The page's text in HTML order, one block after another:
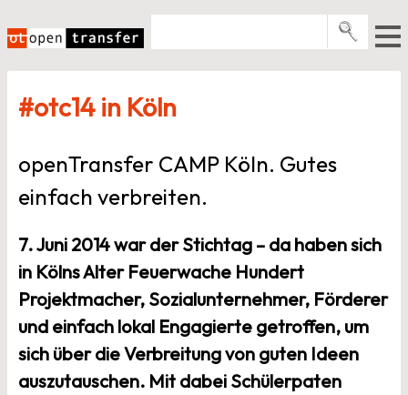
Inhalt
springen
Newsletter
#otc14 in Köln
openTransfer CAMP Köln. Gutes
einfach verbreiten.
7. Juni 2014 war der Stichtag – da haben sich
in Kölns Alter Feuerwache Hundert
Projektmacher, Sozialunternehmer, Förderer
und einfach lokal Engagierte getroffen, um
sich über die Verbreitung von guten Ideen
auszutauschen. Mit dabei Schülerpaten